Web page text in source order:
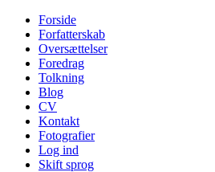
Forside
Forfatterskab
Oversættelser
Foredrag
Tolkning
Blog
CV
Kontakt
Fotografier
Log ind
Skift sprog